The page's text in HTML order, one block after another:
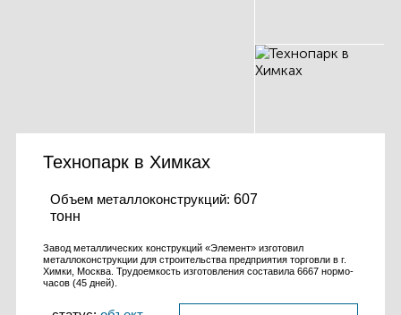
Технопарк в Химках
Объем металлоконструкций: 607
тонн
Завод металлических конструкций «Элемент» изготовил
металлоконструкции для строительства предприятия торговли в г.
Химки, Москва. Трудоемкость изготовления составила 6667 нормо-
часов (45 дней).